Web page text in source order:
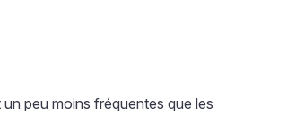
peu moins fréquentes que les